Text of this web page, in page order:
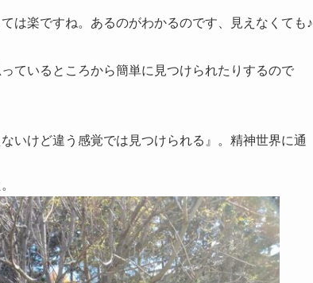
は楽ですね。あるのがわかるのです、見えなくても♪
ているところから簡単に見つけられたりするので
いけど違う感覚では見つけられる』。精神世界に通